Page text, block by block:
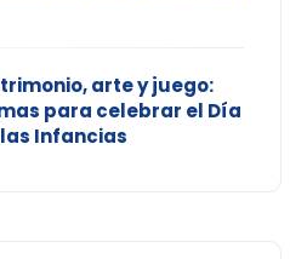
arte y juego:
para celebrar el Día
Infancias